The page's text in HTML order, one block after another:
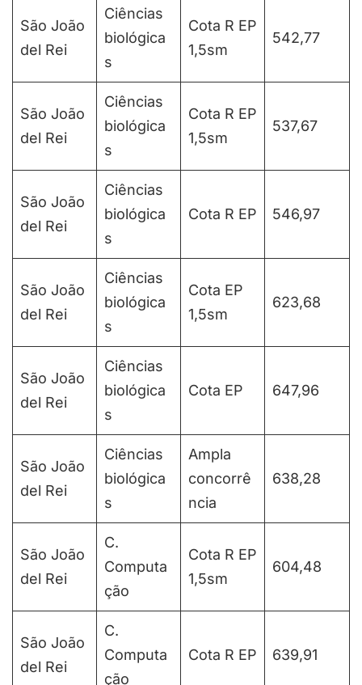
São João
del Rei
Ciências
biológica
s
Cota R EP
1,5sm
542,77
São João
del Rei
Ciências
biológica
s
Cota R EP
1,5sm
537,67
São João
del Rei
Ciências
biológica
s
Cota R EP 546,97
São João
del Rei
Ciências
biológica
s
Cota EP
1,5sm
623,68
São João
del Rei
Ciências
biológica
s
Cota EP 647,96
São João
del Rei
Ciências
biológica
s
Ampla
concorrê
ncia
638,28
São João
del Rei
C.
Computa
ção
Cota R EP
1,5sm
604,48
São João
del Rei
C.
Computa
ção
Cota R EP 639,91